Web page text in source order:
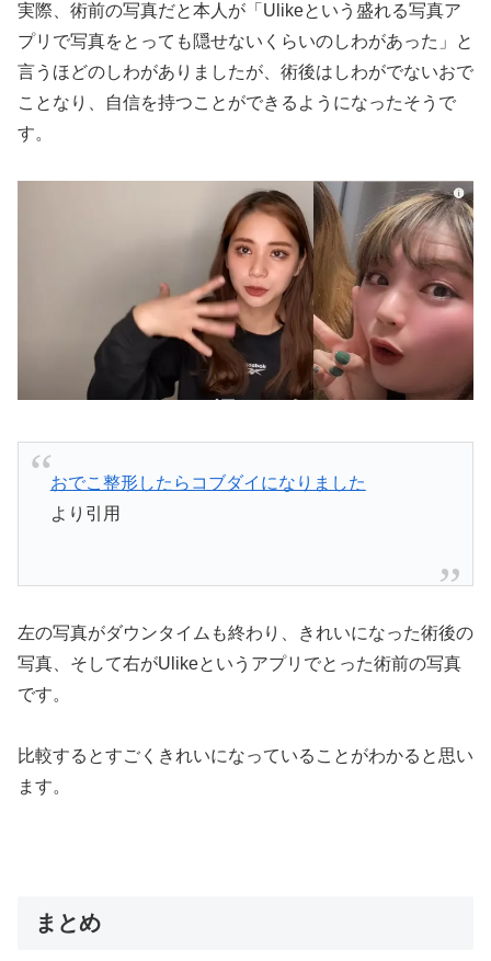
実際、術前の写真だと本人が「Ulikeという盛れる写真ア
プリで写真をとっても隠せないくらいのしわがあった」と
言うほどのしわがありましたが、術後はしわがでないおで
ことなり、自信を持つことができるようになったそうで
す。
おでこ整形したらコブダイになりました
より引用
左の写真がダウンタイムも終わり、きれいになった術後の
写真、そして右がUlikeというアプリでとった術前の写真
です。
比較するとすごくきれいになっていることがわかると思い
ます。
まとめ